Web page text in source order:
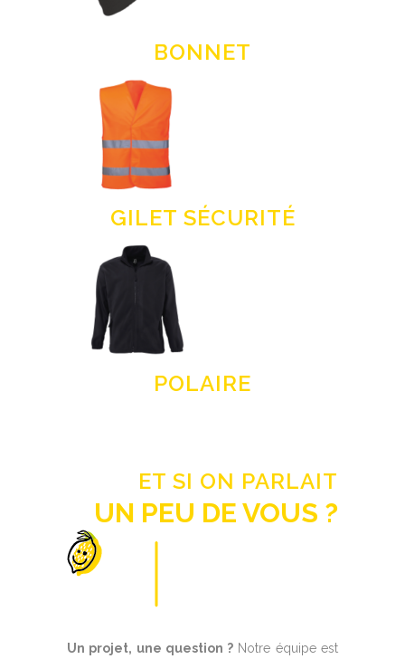
BONNET
GILET SÉCURITÉ
POLAIRE
ET SI ON PARLAIT
UN PEU DE VOUS ?
Un projet, une question ? Notre équipe est